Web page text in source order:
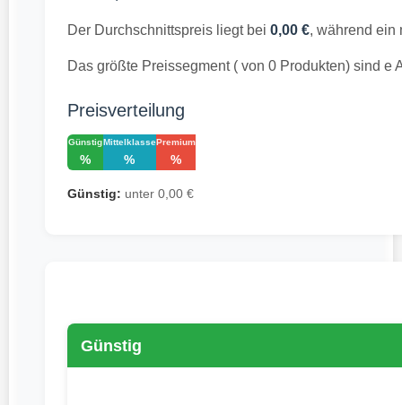
Der Durchschnittspreis liegt bei 0,00 €, während ein
Das größte Preissegment ( von 0 Produkten) sind e
Preisverteilung
Günstig
%
Mittelklasse
%
Premium
%
Günstig: unter 0,00 €
Günstig